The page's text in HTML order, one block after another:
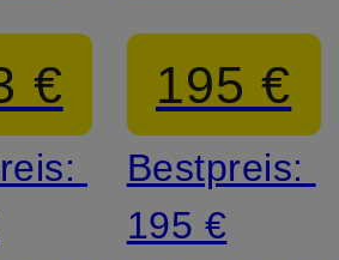
€ 195 €
Bestpreis:
195 €